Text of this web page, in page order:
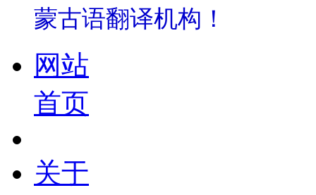
蒙古语翻译机构！
网站
首页
关于